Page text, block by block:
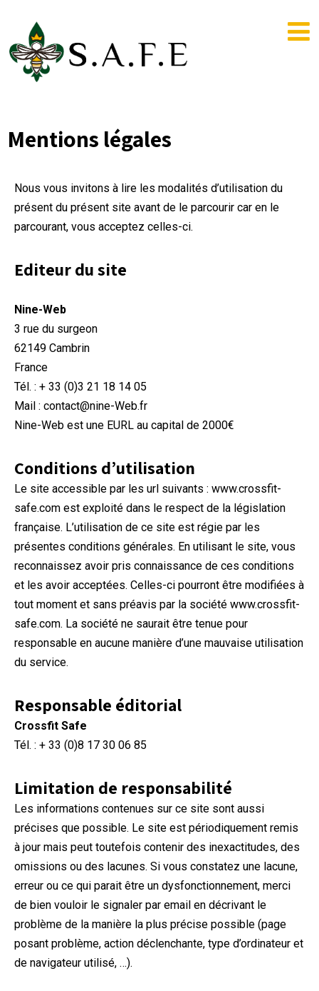
Mentions légales
Nous vous invitons à lire les modalités d’utilisation du
présent du présent site avant de le parcourir car en le
parcourant, vous acceptez celles-ci.
Editeur du site
Nine-Web
3 rue du surgeon
62149 Cambrin
France
Tél. : + 33 (0)3 21 18 14 05
Mail : contact@nine-Web.fr
Nine-Web est une EURL au capital de 2000€
Conditions d’utilisation
Le site accessible par les url suivants : www.crossfit-
safe.com est exploité dans le respect de la législation
française. L’utilisation de ce site est régie par les
présentes conditions générales. En utilisant le site, vous
reconnaissez avoir pris connaissance de ces conditions
et les avoir acceptées. Celles-ci pourront être modifiées à
tout moment et sans préavis par la société www.crossfit-
safe.com. La société ne saurait être tenue pour
responsable en aucune manière d’une mauvaise utilisation
du service.
Responsable éditorial
Crossfit Safe
Tél. : + 33 (0)8 17 30 06 85
Limitation de responsabilité
Les informations contenues sur ce site sont aussi
précises que possible. Le site est périodiquement remis
à jour mais peut toutefois contenir des inexactitudes, des
omissions ou des lacunes. Si vous constatez une lacune,
erreur ou ce qui parait être un dysfonctionnement, merci
de bien vouloir le signaler par email en décrivant le
problème de la manière la plus précise possible (page
posant problème, action déclenchante, type d’ordinateur et
de navigateur utilisé, …).